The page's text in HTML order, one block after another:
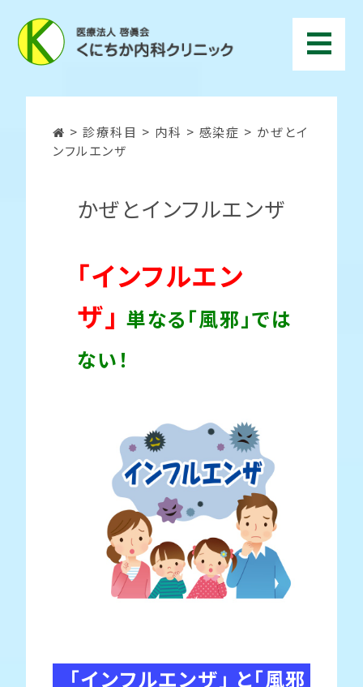
> 診療科目 > 内科 > 感染症 > かぜとイ
ンフルエンザ
かぜとインフルエンザ
「インフルエン
ザ」 単なる「風邪」では
ない！
「インフルエンザ」 と「風邪